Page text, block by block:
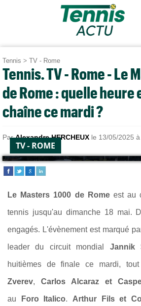
Tennis > TV - Rome
Tennis. TV - Rome - Le
de Rome : quelle heure
chaîne ce mardi ?
ParAlexandre HERCHEUX le 13/05/2025
TV - ROME
Le Masters 1000 de Romeest au
tennis jusqu'au dimanche 18 mai.
engagés. L'évènement est marqué
leader du circuit mondial Jannik
huitièmes de finale ce mardi, tout
Zverev, Carlos Alcaraz et
au Foro Italico. Arthur Fils et